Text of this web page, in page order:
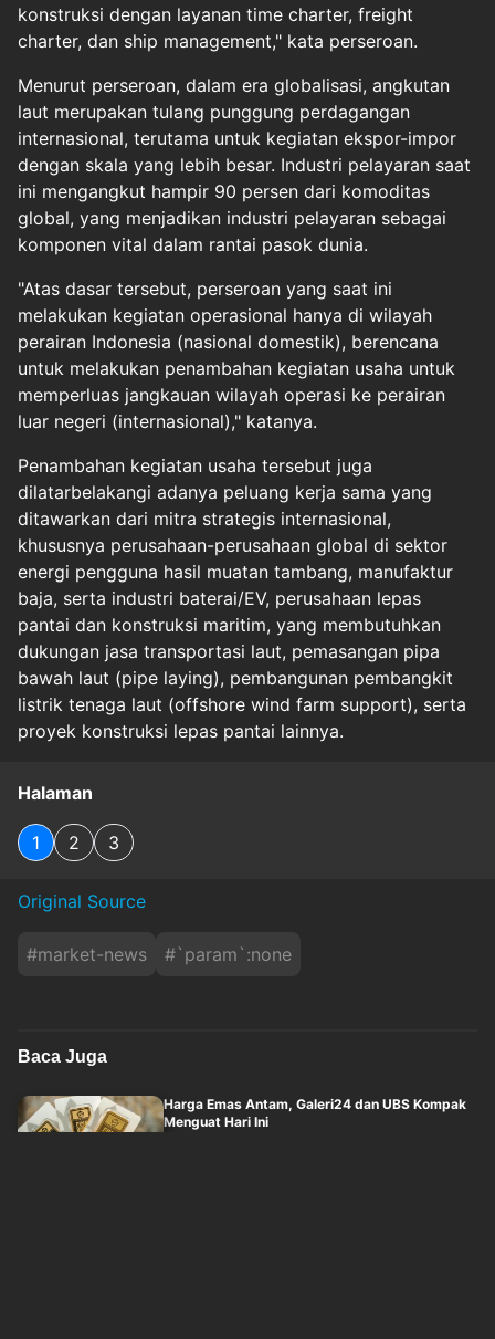
konstruksi dengan layanan time charter, freight
charter, dan ship management," kata perseroan.
Menurut perseroan, dalam era globalisasi, angkutan
laut merupakan tulang punggung perdagangan
internasional, terutama untuk kegiatan ekspor-impor
dengan skala yang lebih besar. Industri pelayaran saat
ini mengangkut hampir 90 persen dari komoditas
global, yang menjadikan industri pelayaran sebagai
komponen vital dalam rantai pasok dunia.
"Atas dasar tersebut, perseroan yang saat ini
melakukan kegiatan operasional hanya di wilayah
perairan Indonesia (nasional domestik), berencana
untuk melakukan penambahan kegiatan usaha untuk
memperluas jangkauan wilayah operasi ke perairan
luar negeri (internasional)," katanya.
Penambahan kegiatan usaha tersebut juga
dilatarbelakangi adanya peluang kerja sama yang
ditawarkan dari mitra strategis internasional,
khususnya perusahaan-perusahaan global di sektor
energi pengguna hasil muatan tambang, manufaktur
baja, serta industri baterai/EV, perusahaan lepas
pantai dan konstruksi maritim, yang membutuhkan
dukungan jasa transportasi laut, pemasangan pipa
bawah laut (pipe laying), pembangunan pembangkit
listrik tenaga laut (offshore wind farm support), serta
proyek konstruksi lepas pantai lainnya.
Halaman
1 2 3
Original Source
#market-news #`param`:none
Baca Juga
Harga Emas Antam, Galeri24 dan UBS Kompak
Menguat Hari Ini